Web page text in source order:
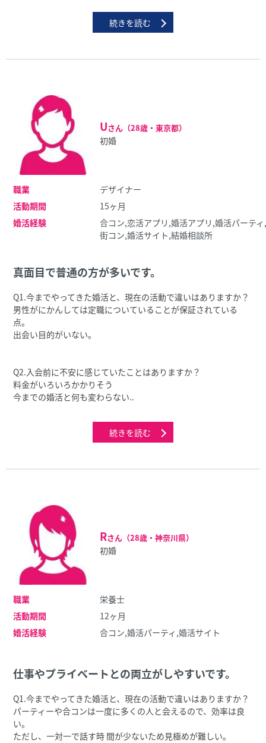
続きを読む
Uさん（28歳・東京都）
初婚
職業
デザイナー
活動期間
15ヶ月
婚活経験
合コン,恋活アプリ,婚活アプリ,婚活パーティ,
街コン,婚活サイト,結婚相談所
真⾯⽬で普通の⽅が多いです。
Q1.今までやってきた婚活と、現在の活動で違いはありますか？
男性がにかんしては定職についていることが保証されている
点。
出会い目的がいない。
Q2.⼊会前に不安に感じていたことはありますか？
料⾦がいろいろかかりそう
今までの婚活と何も変わらない..
続きを読む
Rさん（28歳・神奈川県）
初婚
職業
栄養士
活動期間
12ヶ月
婚活経験
合コン,婚活パーティ,婚活サイト
仕事やプライベートとの両⽴がしやすいです。
Q1.今までやってきた婚活と、現在の活動で違いはありますか？
パーティーや合コンは⼀度に多くの⼈と会えるので、効率は良
い。
ただし、⼀対⼀で話す時 間が少ないため⾒極めが難しい。